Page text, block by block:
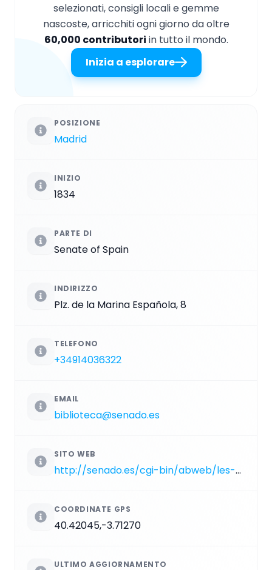
selezionati, consigli locali e gemme
nascoste, arricchiti ogni giorno da oltre
60,000 contributori in tutto il mondo.
Inizia a esplorare
POSIZIONE
Madrid
INIZIO
1834
PARTE DI
Senate of Spain
INDIRIZZO
Plz. de la Marina Española, 8
TELEFONO
+34914036322
EMAIL
biblioteca@senado.es
SITO WEB
http://senado.es/cgi-bin/abweb/les-ES/T1/S1
COORDINATE GPS
40.42045,-3.71270
ULTIMO AGGIORNAMENTO